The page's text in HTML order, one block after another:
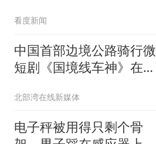
看度新闻
中国首部边境公路骑行微
短剧《国境线车神》在南
北部湾在线新媒体
电子秤被用得只剩个骨